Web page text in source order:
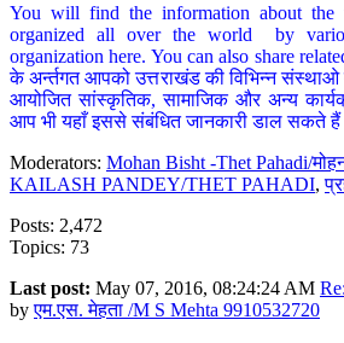
You will find the information about the
organized all over the world by
organization here. You can also share
के अर्न्तगत आपको उत्तराखंड की विभिन्न संस्थाओ
आयोजित सांस्कृतिक, सामाजिक और अन्य
आप भी यहाँ इससे संबंधित जानकारी डाल सकते
Moderators: Mohan Bisht -Thet Pahadi/
KAILASH PANDEY/THET PAHADI,
Posts: 2,472
Topics: 73
Last post: May 07, 2016, 08:24:24 AM
byएम.एस. मेहता /M S Mehta 9910532720